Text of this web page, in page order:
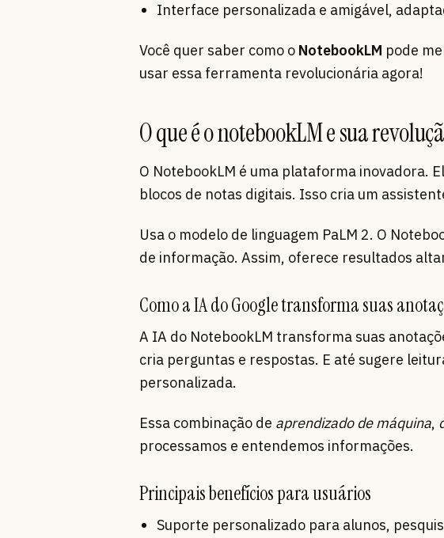
Interface personalizada e amigável,
Você quer saber como o NotebookLM pode
usar essa ferramenta revolucionária agora!
O que é o notebookLM e sua
O NotebookLM é uma plataforma inovadora.
blocos de notas digitais. Isso cria um
Usa o modelo de linguagem PaLM 2. O
de informação. Assim, oferece resultados
Como a IA do Google transforma suas
A IA do NotebookLM transforma suas
cria perguntas e respostas. E até sugere
personalizada.
Essa combinação de aprendizado de máquina,
processamos e entendemos informações.
Principais benefícios para usuários
Suporte personalizado para alunos,